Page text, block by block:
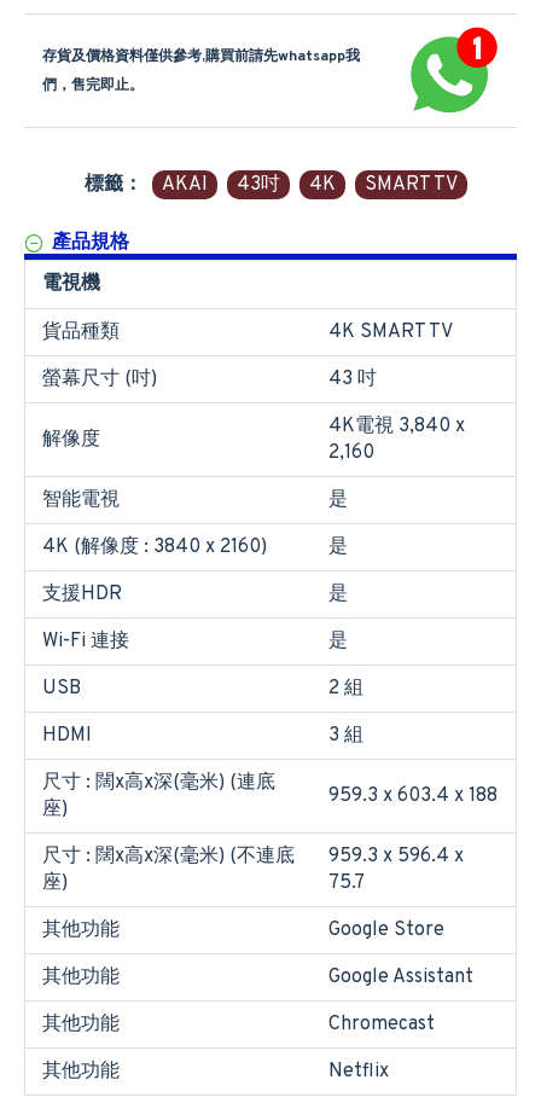
存貨及價格資料僅供參考,購買前請先whatsapp我
們，售完即止。
標籤： AKAI 43吋 4K SMART TV
產品規格
電視機
貨品種類
4K SMART TV
螢幕尺寸 (吋)
43 吋
解像度
4K電視 3,840 x
2,160
智能電視
是
4K (解像度 : 3840 x 2160)
是
支援HDR
是
Wi-Fi 連接
是
USB
2 組
HDMI
3 組
尺寸 : 闊x高x深(毫米) (連底
座)
959.3 x 603.4 x 188
尺寸 : 闊x高x深(毫米) (不連底
座)
959.3 x 596.4 x
75.7
其他功能
Google Store
其他功能
Google Assistant
其他功能
Chromecast
其他功能
Netflix